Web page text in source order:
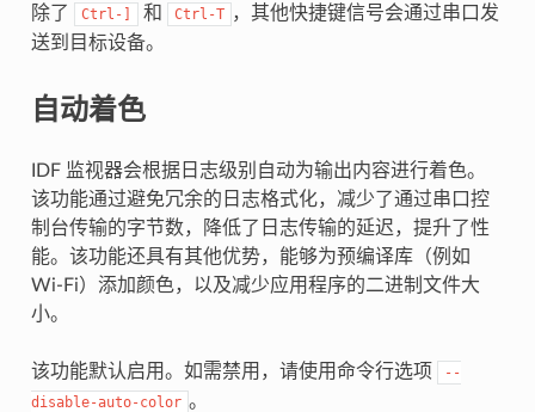
除了 Ctrl-] 和 Ctrl-T ，其他快捷键信号会通过串口发
送到目标设备。
自动着色
IDF 监视器会根据日志级别自动为输出内容进行着色。
该功能通过避免冗余的日志格式化，减少了通过串口控
制台传输的字节数，降低了日志传输的延迟，提升了性
能。该功能还具有其他优势，能够为预编译库（例如
Wi-Fi）添加颜色，以及减少应用程序的二进制文件大
小。
该功能默认启用。如需禁用，请使用命令行选项
--
disable-auto-color 。